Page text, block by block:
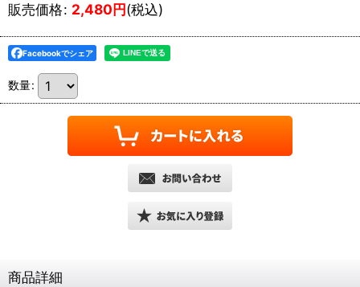
販売価格: 2,480円(税込)
Facebookでシェア
数量:
商品詳細